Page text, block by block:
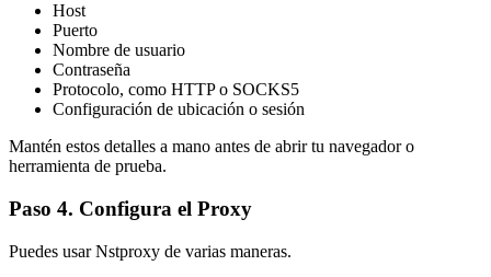
Host
Puerto
Nombre de usuario
Contraseña
Protocolo, como HTTP o SOCKS5
Configuración de ubicación o sesión
Mantén estos detalles a mano antes de abrir tu navegador o
herramienta de prueba.
Paso 4. Configura el Proxy
Puedes usar Nstproxy de varias maneras.